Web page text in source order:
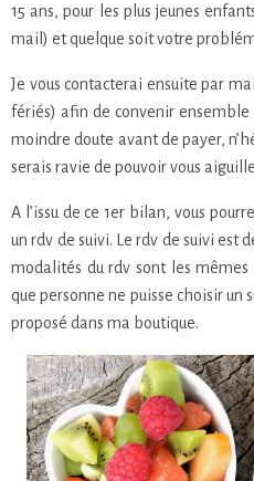
15 ans, pour les plus jeunes
mail) et quelque soit votre
Je vous contacterai ensuite par
fériés) afin de convenir ensemble
moindre doute avant de payer,
serais ravie de pouvoir vous
A l’issu de ce 1er bilan, vous
un rdv de suivi. Le rdv de suivi est
modalités du rdv sont les mêmes
que personne ne puisse choisir un
proposé dans ma boutique.